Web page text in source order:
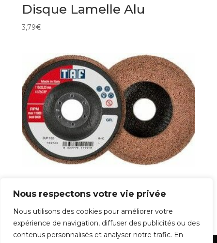
Nous respectons votre vie privée
Nous utilisons des cookies pour améliorer votre
expérience de navigation, diffuser des publicités ou des
contenus personnalisés et analyser notre trafic. En
Disque Lamelle Alu
3,79€